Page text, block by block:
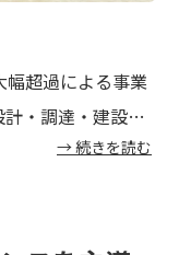
幅超過による事業
・調達・建設）
見直しが急務とな
→ 続きを読む